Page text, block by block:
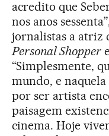
acredito que
nos anos
jornalistas a atriz
Personal Shopper
“Simplesmente,
mundo, e naquela
por ser artista
paisagem
cinema. Hoje